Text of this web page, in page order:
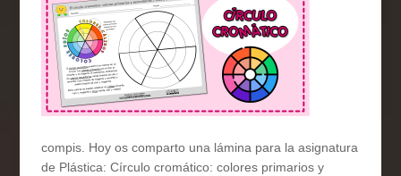
compis. Hoy os comparto una lámina para la asignatura
de Plástica: Círculo cromático: colores primarios y